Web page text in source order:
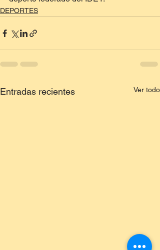
DEPORTES
Entradas recientes Ver todo